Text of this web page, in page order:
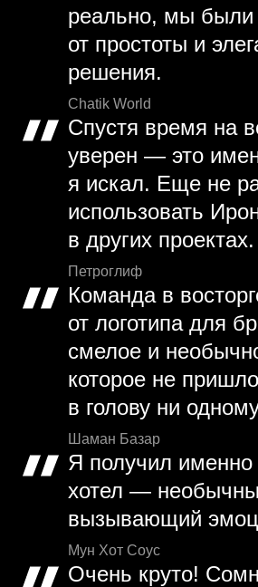
реально, мы
от простоты и
решения.
Chatik World
Спустя время на
уверен — это
я искал. Еще не
использовать
в других проектах.
Петроглиф
Команда в
от логотипа для
смелое и
которое не
в голову ни
Шаман Базар
Я получил именно
хотел —
вызывающий
Мун Хот Соус
Очень круто!